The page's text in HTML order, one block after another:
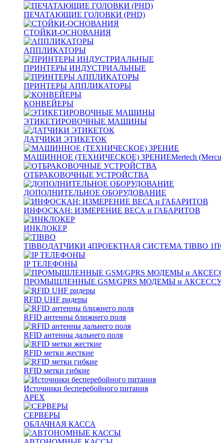
ПЕЧАТАЮЩИЕ ГОЛОВКИ (PHD)
СТОЙКИ-ОСНОВАНИЯ
АППЛИКАТОРЫ
ПРИНТЕРЫ ИНДУСТРИАЛЬНЫЕ
ПРИНТЕРЫ АППЛИКАТОРЫ
КОНВЕЙЕРЫ
ЭТИКЕТИРОВОЧНЫЕ МАШИНЫ
ДАТЧИКИ ЭТИКЕТОК
МАШИННОЕ (ТЕХНИЧЕСКОЕ) ЗРЕНИЕMertech
ОТБРАКОВОЧНЫЕ УСТРОЙСТВА
ДОПОЛНИТЕЛЬНОЕ ОБОРУДОВАНИЕ
ИНФОСКАН: ИЗМЕРЕНИЕ ВЕСА и ГАБАРИТОВ
ИНКЛОКЕР
TIBBOДАТЧИКИ 4ПРОЕКТНАЯ СИСТЕМА TIBBO 1
IP ТЕЛЕФОНЫ
ПРОМЫШЛЕННЫЕ GSM/GPRS МОДЕМЫ и
RFID UHF ридеры
RFID антенны ближнего поля
RFID антенны дальнего поля
RFID метки жесткие
RFID метки гибкие
Источники бесперебойного питания
APEX
СЕРВЕРЫ
ОБЛАЧНАЯ КАССА